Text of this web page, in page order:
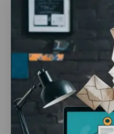
Revendeurs de
CE QUE VOUS
CONCRETEMENT
Site e-commerce
Pages produits
conversion
Système de
fonctionnel
Chatbot intégré